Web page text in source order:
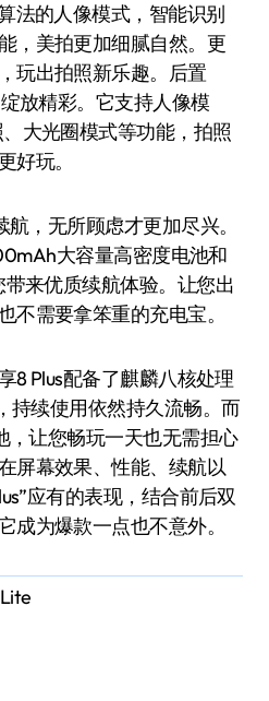
法的人像模式，智能识别
，美拍更加细腻自然。更
玩出拍照新乐趣。后置
放精彩。它支持人像模
大光圈模式等功能，拍照
好玩。
无所顾虑才更加尽兴。
大容量高密度电池和
来优质续航体验。让您出
不需要拿笨重的充电宝。
Plus配备了麒麟八核处理
持续使用依然持久流畅。而
让您畅玩一天也无需担心
屏幕效果、性能、续航以
应有的表现，结合前后双
成为爆款一点也不意外。